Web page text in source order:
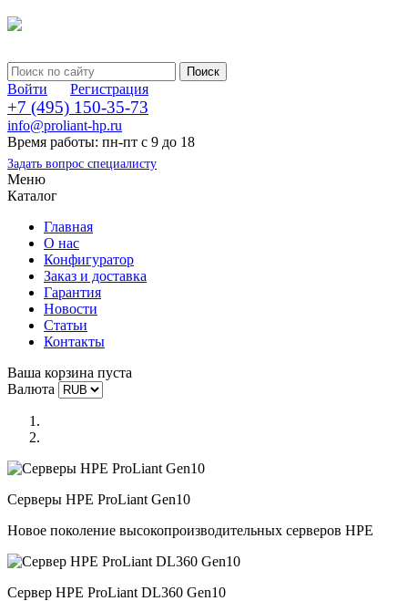
Войти Регистрация
+7 (495) 150-35-73
info@proliant-hp.ru
Время работы: пн-пт с 9 до 18
Задать вопрос специалисту
Меню
Каталог
Главная
О нас
Конфигуратор
Заказ и доставка
Гарантия
Новости
Статьи
Контакты
Ваша корзина пуста
Валюта
Серверы HPE ProLiant Gen10
Новое поколение высокопроизводительных серверов HPE
Сервер HPE ProLiant DL360 Gen10